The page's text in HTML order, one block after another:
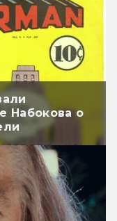
Набокова о